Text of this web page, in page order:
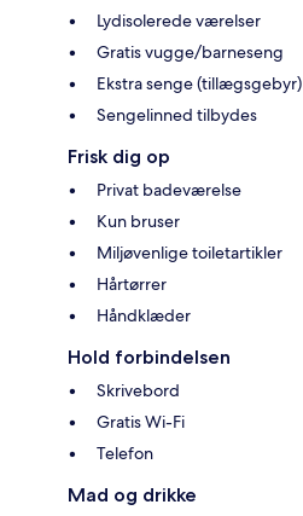
Lydisolerede værelser
Gratis vugge/barneseng
Ekstra senge (tillægsgebyr)
Sengelinned tilbydes
Frisk dig op
Privat badeværelse
Kun bruser
Miljøvenlige toiletartikler
Hårtørrer
Håndklæder
Hold forbindelsen
Skrivebord
Gratis Wi-Fi
Telefon
Mad og drikke